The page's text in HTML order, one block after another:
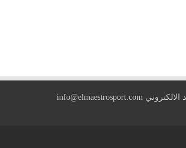
info@elmaestrosport.com